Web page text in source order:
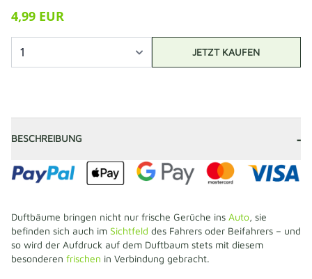
4,99 EUR
JETZT KAUFEN
BESCHREIBUNG -
Duftbäume bringen nicht nur frische Gerüche ins Auto, sie
befinden sich auch im Sichtfeld des Fahrers oder Beifahrers – und
so wird der Aufdruck auf dem Duftbaum stets mit diesem
besonderen frischen in Verbindung gebracht.